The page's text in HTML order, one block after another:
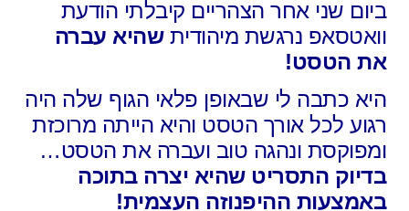
ביום שני אחר הצהריים קיבלתי הודעת
וואטסאפ נרגשת מיהודיתשהיא עברה
את הטסט!
היא כתבה לי שבאופן פלאי הגוף שלה היה
רגוע לכל אורך הטסט והיא הייתה מרוכזת
ומפוקסת ונהגה טוב ועברה את הטסט…
בדיוק התסריט שהיא יצרה בתוכה
באמצעות ההיפנוזה העצמית!